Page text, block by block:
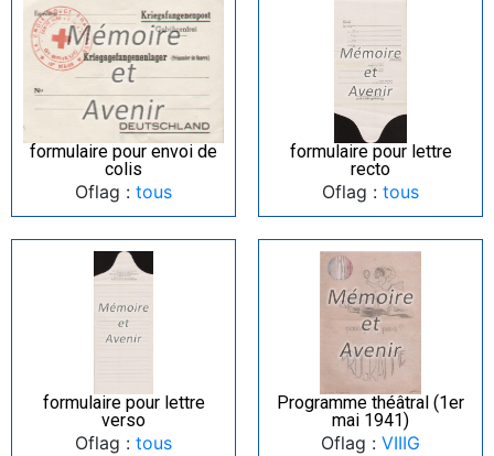
formulaire pour envoi de
colis
Oflag : tous
formulaire pour lettre
recto
Oflag : tous
formulaire pour lettre
verso
Oflag : tous
Programme théâtral (1er
mai 1941)
Oflag : VIIIG